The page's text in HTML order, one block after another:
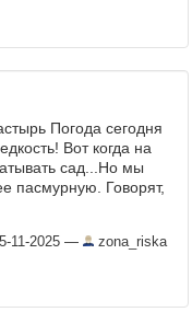
Погода сегодня
Вот когда на
сад...Но мы
пасмурную. Говорят,
11-2025 — zona_riska